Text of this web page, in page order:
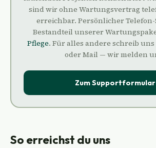
sind wir ohne Wartungsvertrag
erreichbar. Persönlicher
Bestandteil unserer
Pflege. Für alles andere schreib
oder Mail — wir melden
Zum Supportformular
So erreichst du uns